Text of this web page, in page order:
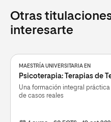
Otras
interesarte
MAESTRÍA UNIVERSITARIA EN
Psicoterapia: Terapias de
Una formación integral
de casos reales